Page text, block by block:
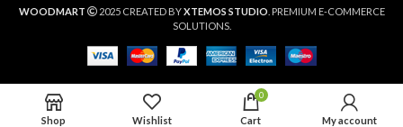
WOODMART 2025 CREATED BYXTEMOS STUDIO . PREMIUM E-COMMERCE
SOLUTIONS.
Shop Wishlist
0
Cart My account